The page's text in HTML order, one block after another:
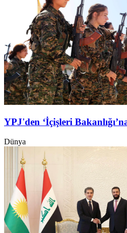
YPJ'den ‘İçişleri
Dünya